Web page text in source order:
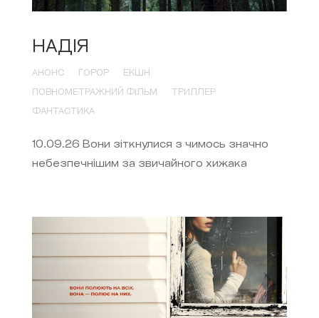
НАДІЯ
АНОНС ГОРОР ЕКШН
ПОВНОМЕТРАЖНИЙ ФІЛЬМ ТРИЛЛЕР
ФАНТАСТИКА
10.09.26 Вони зіткнулися з чимось значно
небезпечнішим за звичайного хижака